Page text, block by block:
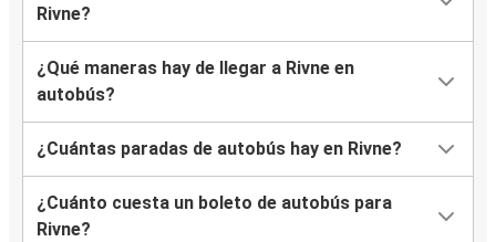
Rivne?
¿Qué maneras hay de llegar a Rivne en
autobús?
¿Cuántas paradas de autobús hay en Rivne?
¿Cuánto cuesta un boleto de autobús para
Rivne?